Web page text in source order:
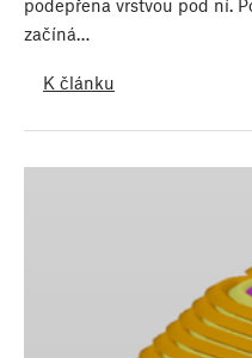
začíná…
K článku